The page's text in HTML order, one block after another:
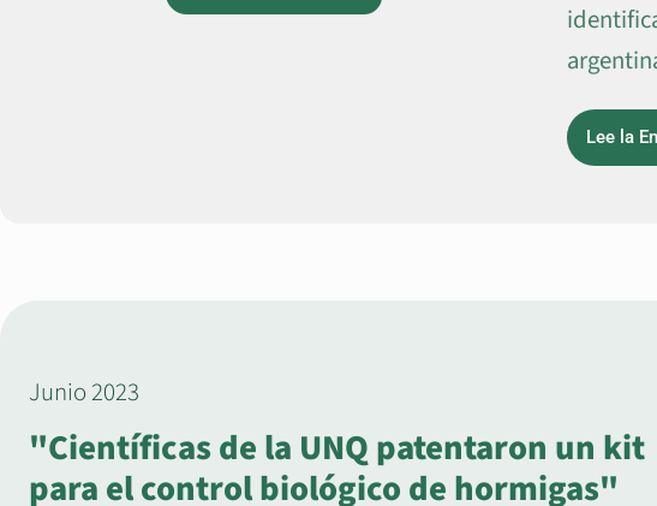
Lee la
Junio 2023
"Científicas de la UNQ patentaron un kit
para el control biológico de hormigas"